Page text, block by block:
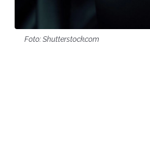
Foto: Shutterstock.com